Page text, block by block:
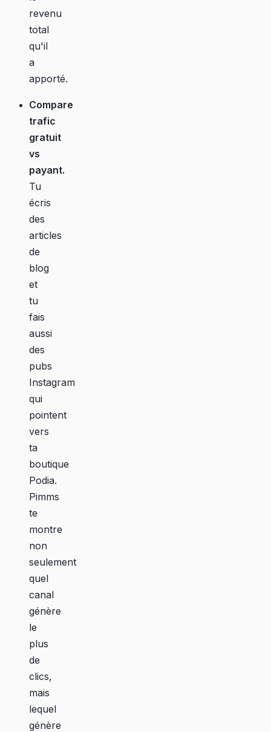
revenu
total
qu'il
a
apporté.
Compare
trafic
gratuit
vs
payant.
Tu
écris
des
articles
de
blog
et
tu
fais
aussi
des
pubs
Instagram
qui
pointent
vers
ta
boutique
Podia.
Pimms
te
montre
non
seulement
quel
canal
génère
le
plus
de
clics,
mais
lequel
génère